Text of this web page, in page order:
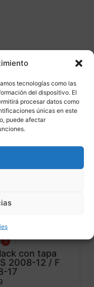
tecnologías como las
del dispositivo. El
procesar datos como
únicas en este
puede afectar
3
con tapa
2008-12 / F
17